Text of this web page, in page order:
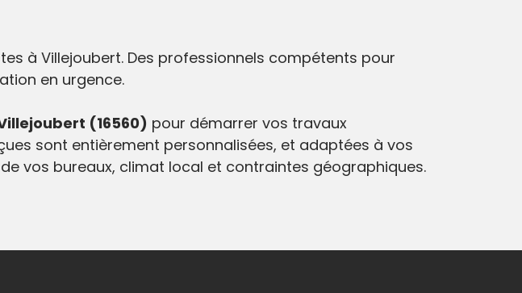
à Villejoubert. Des professionnels compétents pour
en urgence.
(16560) pour démarrer vos travaux
sont entièrement personnalisées, et adaptées à vos
vos bureaux, climat local et contraintes géographiques.